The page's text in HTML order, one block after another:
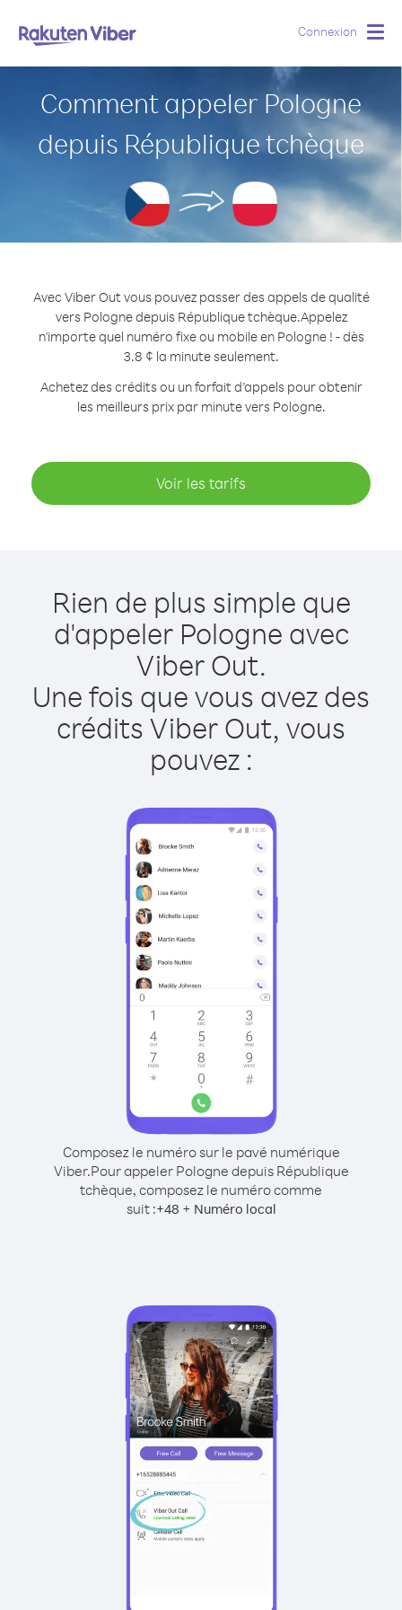
Connexion
Comment appeler Pologne
depuis République tchèque
Avec Viber Out vous pouvez passer des appels de qualité
vers Pologne depuis République tchèque.Appelez
n'importe quel numéro fixe ou mobile en Pologne ! - dès
3.8 ¢ la minute seulement.
Achetez des crédits ou un forfait d’appels pour obtenir
les meilleurs prix par minute vers Pologne.
Voir les tarifs
Rien de plus simple que
d'appeler Pologne avec
Viber Out.
Une fois que vous avez des
crédits Viber Out, vous
pouvez :
Composez le numéro sur le pavé numérique
Viber.Pour appeler Pologne depuis République
tchèque, composez le numéro comme
suit :+48 + Numéro local